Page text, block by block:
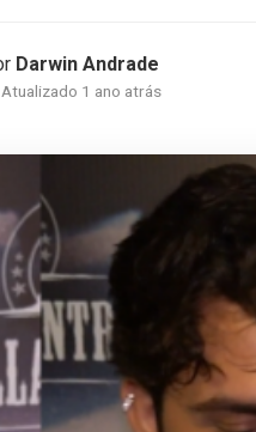
Darwin Andrade
Atualizado 1 ano atrás